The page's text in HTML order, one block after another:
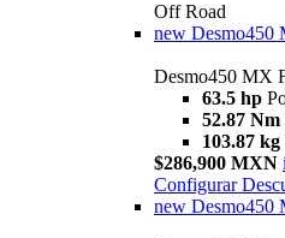
Off Road
new Desmo450
Desmo450 MX
63.5 hp
52.87 Nm
103.87 kg
$286,900 MXN i
Configurar
new Desmo450